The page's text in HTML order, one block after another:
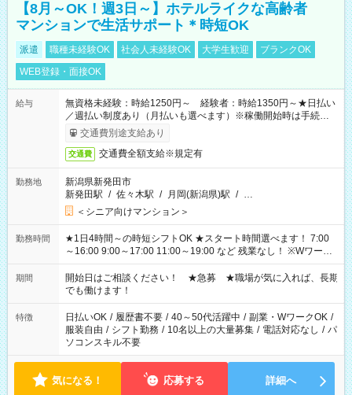
【8月～OK！週3日～】ホテルライクな高齢者
マンションで生活サポート＊時短OK
派遣 職種未経験OK 社会人未経験OK 大学生歓迎
ブランクOK
WEB登録・面接OK
給与
無資格未経験：時給1250円～ 経験者：時給1350円～★日払い
／週払い制度あり（月払いも選べます）※稼働開始時は手続き完
了次第のお支払いとなります。
交通費別途支給あり
交通費 交通費全額支給※規定有
勤務地
新潟県新発田市
新発田駅 / 佐々木駅 / 月岡(新潟県)駅 / …
＜シニア向けマンション＞
勤務時間
★1日4時間～の時短シフトOK ★スタート時間選べます！ 7:00
～16:00 9:00～17:00 11:00～19:00 など 残業なし！ ※Wワーク
の場合、他のお仕事と合わせ週40時間超の就業はご案内できま
せん ※法令に基づき、週20時間以上勤務は社会保険への加入対
象となります ※労働者派遣法（日雇い派遣の原則禁止）によ
り、短時間・短期間の就業はご案内が難しい場合があります
期間
開始日はご相談ください！ ★急募 ★職場が気に入れば、長期
でも働けます！
特徴 日払いOK / 履歴書不要 / 40～50代活躍中 / 副業・WワークOK /
服装自由 / シフト勤務 / 10名以上の大量募集 / 電話対応なし / パ
ソコンスキル不要
気になる！ 応募する 詳細へ